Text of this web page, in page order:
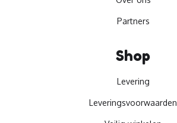
Partners
Shop
Levering
Leveringsvoorwaarden